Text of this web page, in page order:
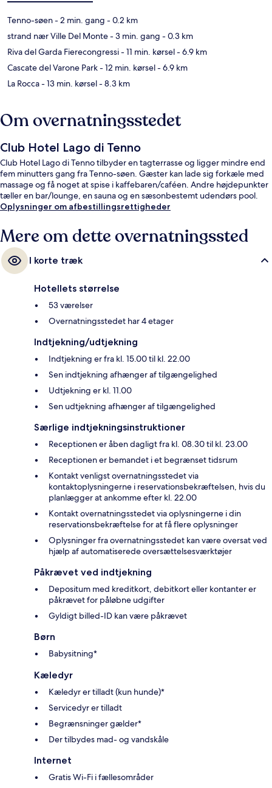
Tenno-søen- 2 min. gang - 0.2 km
strand nær Ville Del Monte- 3 min. gang - 0.3 km
Riva del Garda Fierecongressi- 11 min. kørsel- 6.9 km
Cascate del Varone Park- 12 min. kørsel- 6.9 km
La Rocca- 13 min. kørsel- 8.3 km
Om overnatningsstedet
Club Hotel Lago di Tenno
Club Hotel Lago di Tenno tilbyder en tagterrasse og ligger mindre end
fem minutters gang fra Tenno-søen. Gæster kan lade sig forkæle med
massage og få noget at spise i kaffebaren/caféen. Andre højdepunkter
tæller en bar/lounge, en sauna og en sæsonbestemt udendørs pool.
Oplysninger om afbestillingsrettigheder
Mere om dette overnatningssted
I korte træk
Hotellets størrelse
53 værelser
Overnatningsstedet har 4 etager
Indtjekning/udtjekning
Indtjekning er fra kl. 15.00 til kl. 22.00
Sen indtjekning afhænger af tilgængelighed
Udtjekning er kl. 11.00
Sen udtjekning afhænger af tilgængelighed
Særlige indtjekningsinstruktioner
Receptionen er åben dagligt fra kl. 08.30 til kl. 23.00
Receptionen er bemandet i et begrænset tidsrum
Kontakt venligst overnatningsstedet via
kontaktoplysningerne i reservationsbekræftelsen, hvis du
planlægger at ankomme efter kl. 22.00
Kontakt overnatningsstedet via oplysningerne i din
reservationsbekræftelse for at få flere oplysninger
Oplysninger fra overnatningsstedet kan være oversat ved
hjælp af automatiserede oversættelsesværktøjer
Påkrævet ved indtjekning
Depositum med kreditkort, debitkort eller kontanter er
påkrævet for påløbne udgifter
Gyldigt billed-ID kan være påkrævet
Børn
Babysitning*
Kæledyr
Kæledyr er tilladt (kun hunde)*
Servicedyr er tilladt
Begrænsninger gælder*
Der tilbydes mad- og vandskåle
Internet
Gratis Wi-Fi i fællesområder